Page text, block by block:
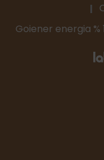
Goiener energia